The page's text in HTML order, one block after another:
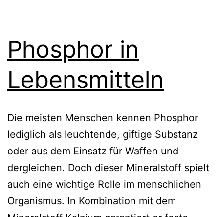
Phosphor in
Lebensmitteln
Die meisten Menschen kennen Phosphor
lediglich als leuchtende, giftige Substanz
oder aus dem Einsatz für Waffen und
dergleichen. Doch dieser Mineralstoff spielt
auch eine wichtige Rolle im menschlichen
Organismus. In Kombination mit dem